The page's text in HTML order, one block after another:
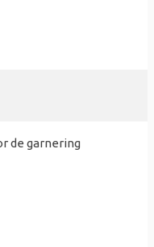
de garnering